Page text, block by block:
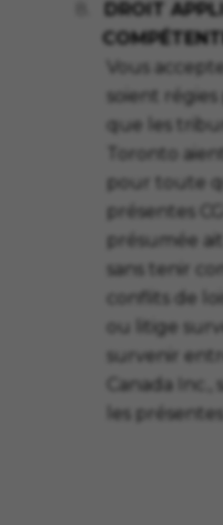
DROIT
Vous
soient
que les
Toronto
pour toute
présentes
présumée
sans tenir
conflits de
ou litige
survenir
Canada
les présentes